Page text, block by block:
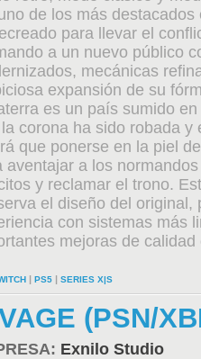
de los más destacados
para llevar el
a un nuevo público
mecánicas
expansión de su
es un país sumido
corona ha sido robada y
que ponerse en la piel
aventajar a los
y reclamar el trono.
el diseño del original,
con sistemas más
mejoras de calidad
| PS5 | SERIES X|S
(PSN/
Exnilo Studio